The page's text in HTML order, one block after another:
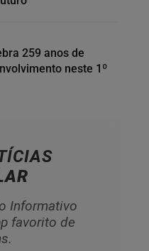
259 anos de
neste 1º
Informativo
favorito de